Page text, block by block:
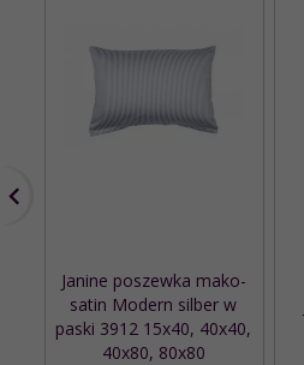
Janine poszewka mako-
satin Modern silber w
paski 3912 15x40, 40x40,
40x80, 80x80